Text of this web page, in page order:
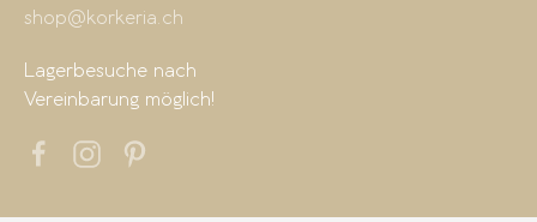
shop@korkeria.ch
Lagerbesuche nach
Vereinbarung möglich!